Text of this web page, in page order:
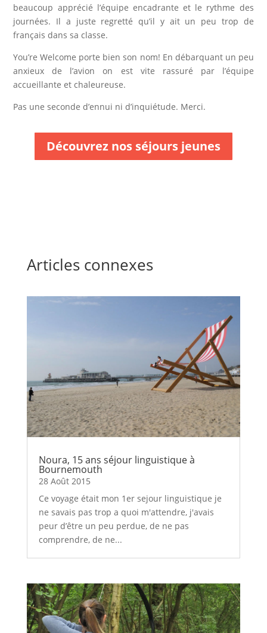
beaucoup apprécié l’équipe encadrante et le rythme des
journées. Il a juste regretté qu’il y ait un peu trop de
français dans sa classe.
You’re Welcome porte bien son nom! En débarquant un peu
anxieux de l’avion on est vite rassuré par l’équipe
accueillante et chaleureuse.
Pas une seconde d’ennui ni d’inquiétude. Merci.
Découvrez nos séjours jeunes
Articles connexes
Noura, 15 ans séjour linguistique à
Bournemouth
28 Août 2015
Ce voyage était mon 1er sejour linguistique je
ne savais pas trop a quoi m'attendre, j'avais
peur d’être un peu perdue, de ne pas
comprendre, de ne...